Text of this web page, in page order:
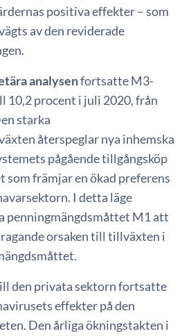
positiva effekter – som
av den reviderade
analysenfortsatte M3-
procent i juli 2020, från
starka
återspeglar nya inhemska
pågående tillgångsköp
som främjar en ökad preferens
I detta läge
penningmängdsmåttet M1 att
orsaken till tillväxten i
den privata sektorn fortsatte
effekter på den
Den årliga ökningstakten i